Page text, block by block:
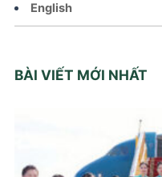
English
BÀI VIẾT MỚI NHẤT